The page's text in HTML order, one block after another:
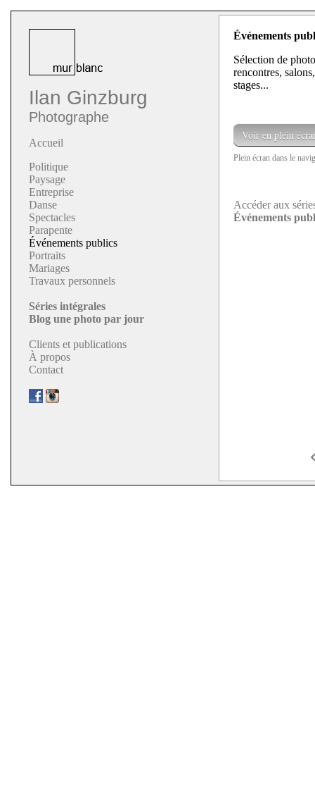
Ilan Ginzburg
Photographe
Accueil
Politique
Paysage
Entreprise
Danse
Spectacles
Parapente
Événements publics
Portraits
Mariages
Travaux personnels
Séries intégrales
Blog une photo par jour
Clients et publications
À propos
Contact
Événements
Sélection de
rencontres,
stages...
Voir en plein
Plein écran dans le
Accéder aux
Événements